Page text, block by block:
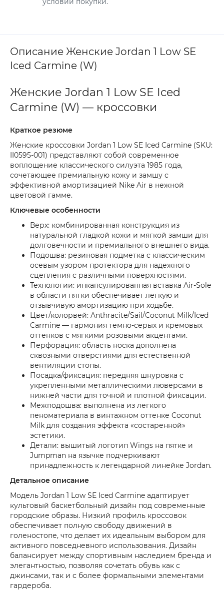
Описание Женские Jordan 1 Low SE
Iced Carmine (W)
Женские Jordan 1 Low SE Iced
Carmine (W) — кроссовки
Краткое резюме
Женские кроссовки Jordan 1 Low SE Iced Carmine (SKU:
II0595-001) представляют собой современное
воплощение классического силуэта 1985 года,
сочетающее премиальную кожу и замшу с
эффективной амортизацией Nike Air в нежной
цветовой гамме.
Ключевые особенности
Верх: комбинированная конструкция из
натуральной гладкой кожи и мягкой замши для
долговечности и премиального внешнего вида.
Подошва: резиновая подметка с классическим
осевым узором протектора для надежного
сцепления с различными поверхностями.
Технологии: инкапсулированная вставка Air-Sole
в области пятки обеспечивает легкую и
отзывчивую амортизацию при ходьбе.
Цвет/колорвей: Anthracite/Sail/Coconut Milk/Iced
Carmine — гармония темно-серых и кремовых
оттенков с мягкими розовыми акцентами.
Перфорация: область носка дополнена
сквозными отверстиями для естественной
вентиляции стопы.
Посадка/фиксация: передняя шнуровка с
укрепленными металлическими люверсами в
нижней части для точной и плотной фиксации.
Межподошва: выполнена из легкого
пеноматериала в винтажном оттенке Coconut
Milk для создания эффекта «состаренной»
эстетики.
Детали: вышитый логотип Wings на пятке и
Jumpman на язычке подчеркивают
принадлежность к легендарной линейке Jordan.
Детальное описание
Модель Jordan 1 Low SE Iced Carmine адаптирует
культовый баскетбольный дизайн под современные
городские образы. Низкий профиль кроссовок
обеспечивает полную свободу движений в
голеностопе, что делает их идеальным выбором для
активного повседневного использования. Дизайн
балансирует между спортивным наследием бренда и
элегантностью, позволяя сочетать обувь как с
джинсами, так и с более формальными элементами
гардероба.